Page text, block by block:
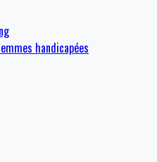
handicapées